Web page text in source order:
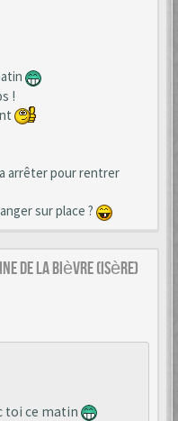
!
arrêter pour rentrer
sur place ?
de la Bièvre (Isère)
toi ce matin